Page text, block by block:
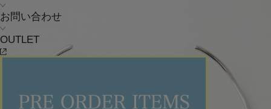
お問い合わせ
OUTLET